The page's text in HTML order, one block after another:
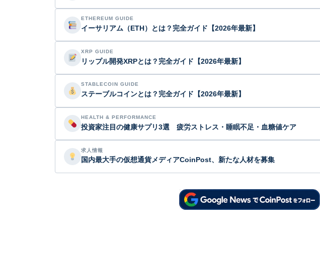
ETHEREUM GUIDE
イーサリアム（ETH）とは？完全ガイド【2026年最新】
XRP GUIDE
リップル開発XRPとは？完全ガイド【2026年最新】
STABLECOIN GUIDE
ステーブルコインとは？完全ガイド【2026年最新】
HEALTH & PERFORMANCE
投資家注目の健康サプリ3選 疲労ストレス・睡眠不足・血糖値ケア
求人情報
国内最大手の仮想通貨メディアCoinPost、新たな人材を募集